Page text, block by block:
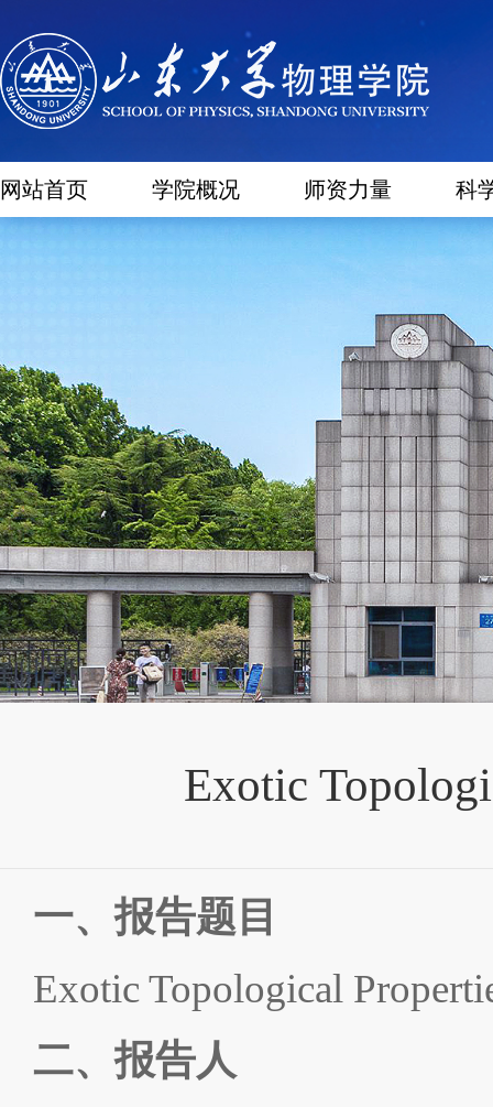
网站首页 学院概况 师资力量 科
Exotic
一、报告题目
Exotic Topological
二、报告人